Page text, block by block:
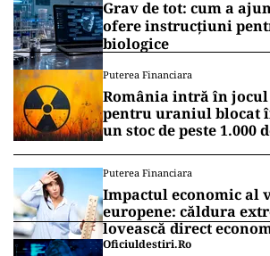
Grav de tot: cum a
ofere instrucțiuni
biologice
Puterea Financiara
România intră în
pentru uraniul blocat
un stoc de peste 1.000
Puterea Financiara
Impactul economic al
europene: căldura
lovească direct
Oficiuldestiri.ro